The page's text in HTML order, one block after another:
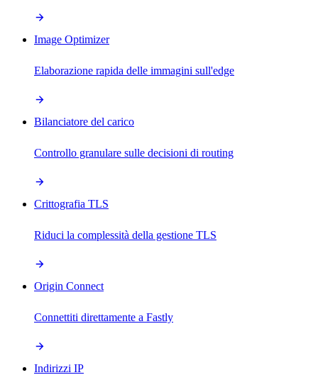
Image Optimizer
Elaborazione rapida delle immagini sull'edge
Bilanciatore del carico
Controllo granulare sulle decisioni di routing
Crittografia TLS
Riduci la complessità della gestione TLS
Origin Connect
Connettiti direttamente a Fastly
Indirizzi IP